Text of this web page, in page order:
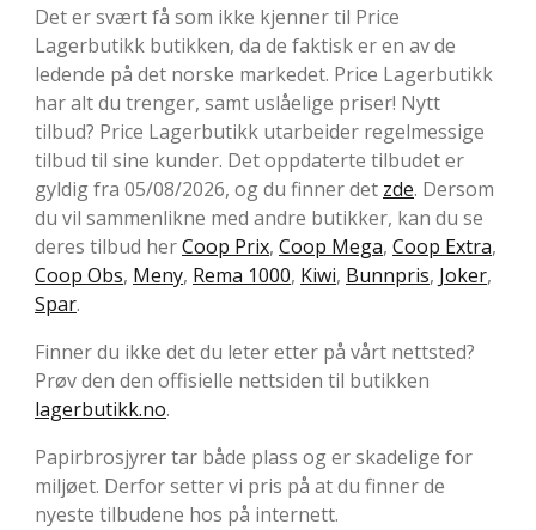
Det er svært få som ikke kjenner til Price
Lagerbutikk butikken, da de faktisk er en av de
ledende på det norske markedet. Price Lagerbutikk
har alt du trenger, samt uslåelige priser! Nytt
tilbud? Price Lagerbutikk utarbeider regelmessige
tilbud til sine kunder. Det oppdaterte tilbudet er
gyldig fra 05/08/2026, og du finner det zde. Dersom
du vil sammenlikne med andre butikker, kan du se
deres tilbud herCoop Prix, Coop Mega, Coop Extra,
Coop Obs, Meny, Rema 1000, Kiwi, Bunnpris, Joker,
Spar.
Finner du ikke det du leter etter på vårt nettsted?
Prøv den den offisielle nettsiden til butikken
lagerbutikk.no.
Papirbrosjyrer tar både plass og er skadelige for
miljøet. Derfor setter vi pris på at du finner de
nyeste tilbudene hos på internett.